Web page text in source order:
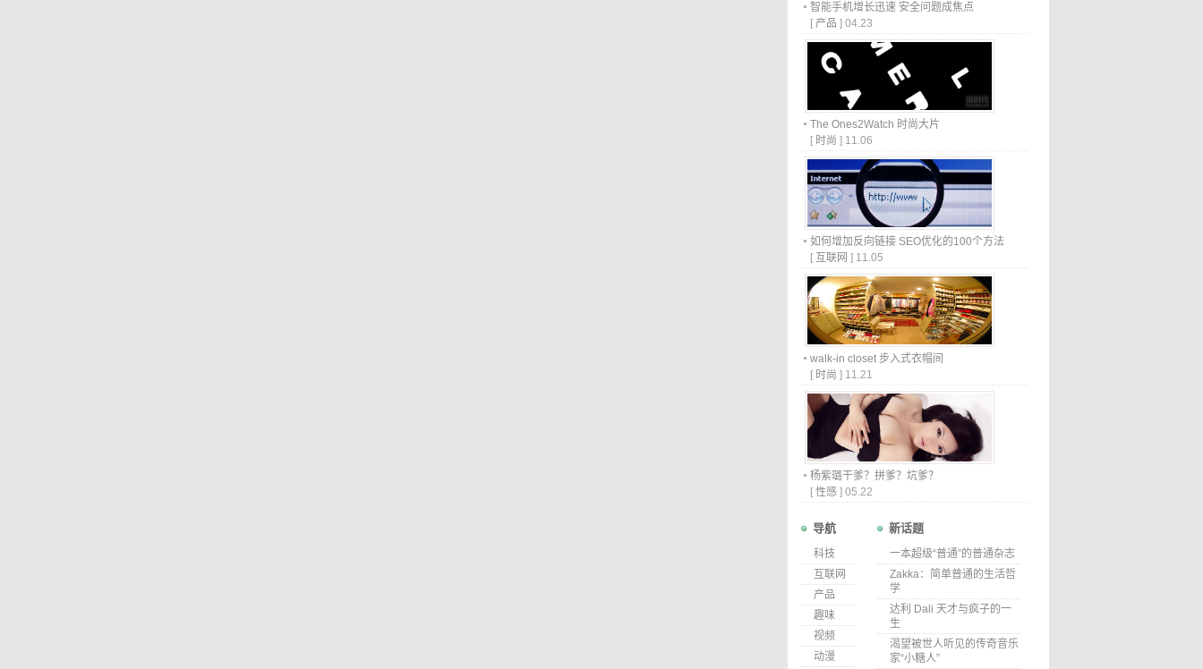
智能手机增长迅速 安全问题成焦点
[ 产品 ] 04.23
The Ones2Watch 时尚大片
[ 时尚 ] 11.06
如何增加反向链接 SEO优化的100个方法
[ 互联网 ] 11.05
walk-in closet 步入式衣帽间
[ 时尚 ] 11.21
杨紫璐干爹？拼爹？坑爹？
[ 性感 ] 05.22
导航
科技
互联网
产品
趣味
视频
动漫
新话题
一本超级“普通”的普通杂志
Zakka：简单普通的生活哲
学
达利 Dali 天才与疯子的一
生
渴望被世人听见的传奇音乐
家“小糖人”